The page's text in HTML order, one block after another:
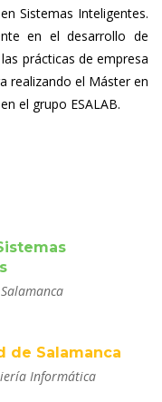
Sistemas Inteligentes.
en el desarrollo de
prácticas de empresa
realizando el Máster en
el grupo ESALAB.
de Salamanca
Informática